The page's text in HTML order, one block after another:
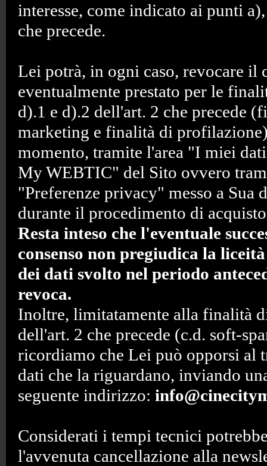
interesse, come indicato ai punti
che precede.
Lei potrà, in ogni caso, revocare il
eventualmente prestato per le
d).1 e d).2 dell'art. 2 che precede
marketing e finalità di
momento, tramite l'area "I miei
My WEBTIC" del Sito ovvero
"Preferenze privacy" messo a Sua
durante il procedimento di
Resta inteso che l'eventuale
consenso non pregiudica la
dei dati svolto nel periodo
revoca.
Inoltre, limitatamente alla finalità
dell'art. 2 che precede (c.d. soft-
ricordiamo che Lei può opporsi al
dati che la riguardano, inviando
seguente indirizzo:
Considerati i tempi tecnici
l'avvenuta cancellazione alla